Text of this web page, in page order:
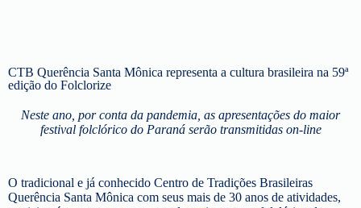
CTB Querência Santa Mônica representa a cultura brasileira na 59ª
edição do Folclorize
Neste ano, por conta da pandemia, as apresentações do maior
festival folclórico do Paraná serão transmitidas on-line
O tradicional e já conhecido Centro de Tradições Brasileiras
Querência Santa Mônica com seus mais de 30 anos de atividades,